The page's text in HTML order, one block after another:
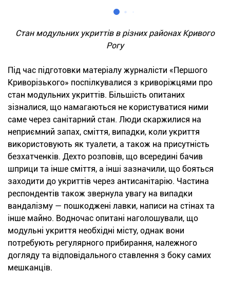
Стан модульних укриттів в різних районах Кривого
Рогу
Під час підготовки матеріалу журналісти «Першого
Криворізького» поспілкувалися з криворіжцями про
стан модульних укриттів. Більшість опитаних
зізналися, що намагаються не користуватися ними
саме через санітарний стан. Люди скаржилися на
неприємний запах, сміття, випадки, коли укриття
використовують як туалети, а також на присутність
безхатченків. Дехто розповів, що всередині бачив
шприци та інше сміття, а інші зазначили, що бояться
заходити до укриттів через антисанітарію. Частина
респондентів також звернула увагу на випадки
вандалізму — пошкоджені лавки, написи на стінах та
інше майно. Водночас опитані наголошували, що
модульні укриття необхідні місту, однак вони
потребують регулярного прибирання, належного
догляду та відповідального ставлення з боку самих
мешканців.